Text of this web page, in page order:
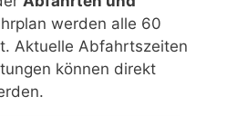
werden alle 60
Aktuelle Abfahrtszeiten
können direkt